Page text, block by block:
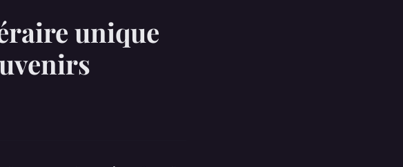
unique